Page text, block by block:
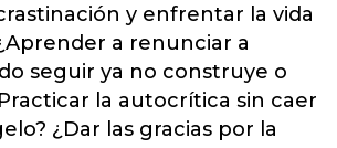
y enfrentar la vida
a renunciar a
seguir ya no construye o
la autocrítica sin caer
¿Dar las gracias por la